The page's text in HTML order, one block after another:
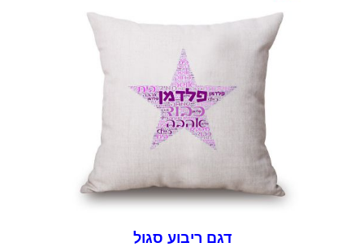
דגם ריבוע סגול